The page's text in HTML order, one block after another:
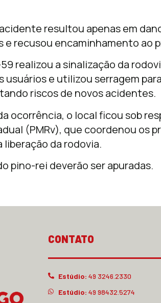
resultou apenas em
e recusou encaminhamento ao
realizou a sinalização da
usuários e utilizou serragem
riscos de novos acidentes.
ocorrência, o local ficou sob
(PMRv), que coordenou os
da rodovia.
pino-rei deverão ser apuradas.
CONTATO
Estúdio: 49 3246.2330
Estúdio: 49 98432.5274